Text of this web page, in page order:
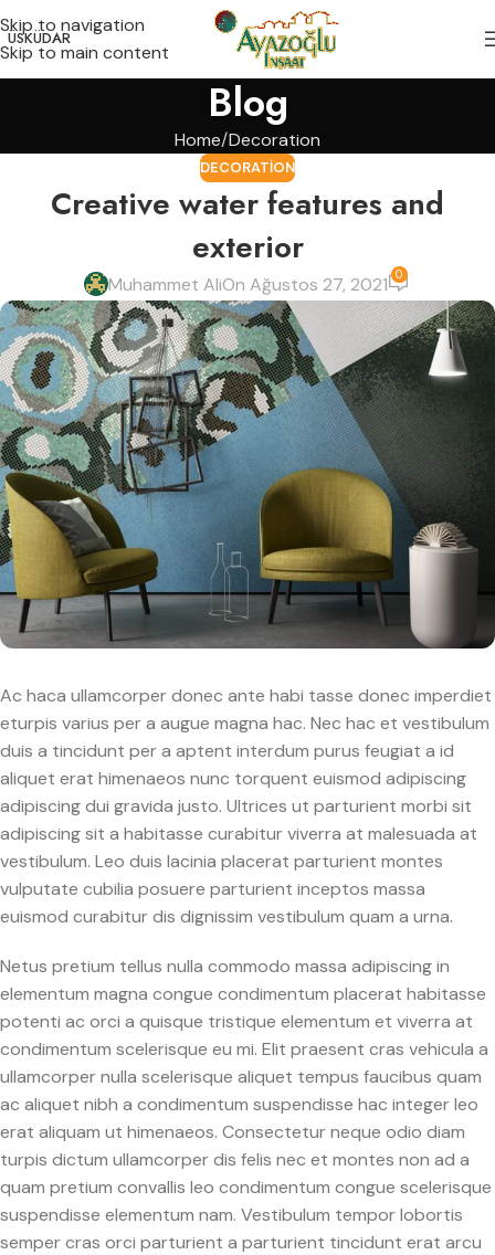
Skip to navigation
Skip to main content
ÜSKÜDAR
Blog
Home Decoration
DECORATION
Creative water features and
exterior
Muhammet AliOn Ağustos 27, 2021 0
Ac haca ullamcorper donec ante habi tasse donec imperdiet
eturpis varius per a augue magna hac. Nec hac et vestibulum
duis a tincidunt per a aptent interdum purus feugiat a id
aliquet erat himenaeos nunc torquent euismod adipiscing
adipiscing dui gravida justo. Ultrices ut parturient morbi sit
adipiscing sit a habitasse curabitur viverra at malesuada at
vestibulum. Leo duis lacinia placerat parturient montes
vulputate cubilia posuere parturient inceptos massa
euismod curabitur dis dignissim vestibulum quam a urna.
Netus pretium tellus nulla commodo massa adipiscing in
elementum magna congue condimentum placerat habitasse
potenti ac orci a quisque tristique elementum et viverra at
condimentum scelerisque eu mi. Elit praesent cras vehicula a
ullamcorper nulla scelerisque aliquet tempus faucibus quam
ac aliquet nibh a condimentum suspendisse hac integer leo
erat aliquam ut himenaeos. Consectetur neque odio diam
turpis dictum ullamcorper dis felis nec et montes non ad a
quam pretium convallis leo condimentum congue scelerisque
suspendisse elementum nam. Vestibulum tempor lobortis
semper cras orci parturient a parturient tincidunt erat arcu